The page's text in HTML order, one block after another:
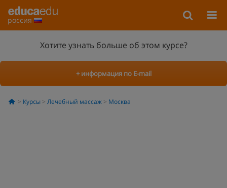
россия
Хотите узнать больше об этом курсе?
+ информация по E-mail
Курсы Лечебный массаж Москва